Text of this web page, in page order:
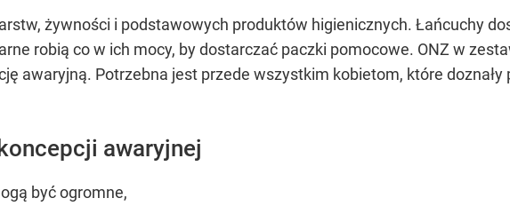
żywności i podstawowych produktów higienicznych. Łańcuchy
robią co w ich mocy, by dostarczać paczki pomocowe. ONZ w
awaryjną. Potrzebna jest przede wszystkim kobietom, które doznały
awaryjnej
być ogromne,